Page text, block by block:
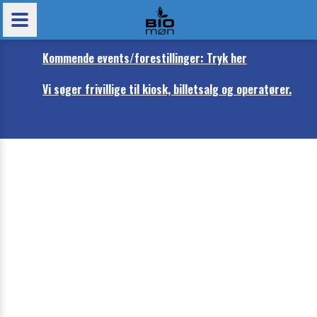
Kommende events/forestillinger: Tryk her
Vi søger frivillige til kiosk, billetsalg og operatører.